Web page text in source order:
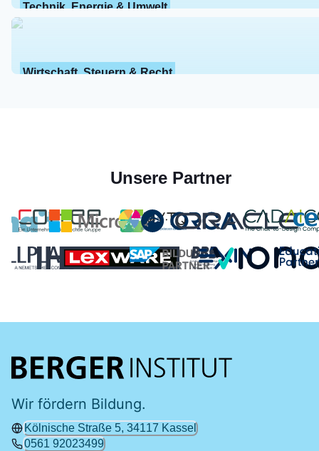
Technik, Energie & Umwelt
Wirtschaft, Steuern & Recht
Unsere Partner
Wir fördern Bildung.
Kölnische Straße 5, 34117 Kassel
0561 92023499